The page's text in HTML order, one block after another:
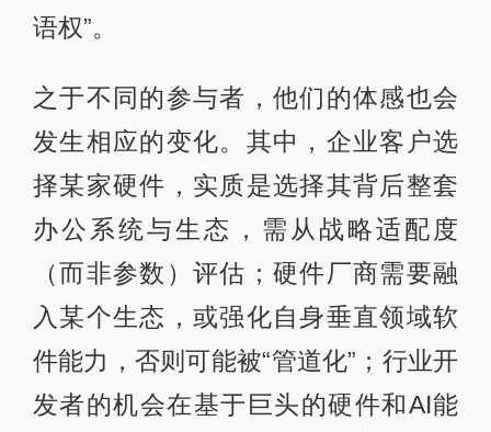
语权”。
之于不同的参与者，他们的体感也会
发生相应的变化。其中，企业客户选
择某家硬件，实质是选择其背后整套
办公系统与生态，需从战略适配度
（而非参数）评估；硬件厂商需要融
入某个生态，或强化自身垂直领域软
件能力，否则可能被“管道化”；行业开
发者的机会在基于巨头的硬件和AI能